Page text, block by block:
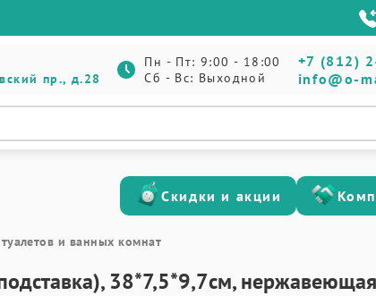
пр., д.28
Пн - Пт: 9:00 - 18:00
Сб - Вс: Выходной
+7 (812)
info@o-
Скидки и акции
и ванных комнат
38*7,5*9,7см,